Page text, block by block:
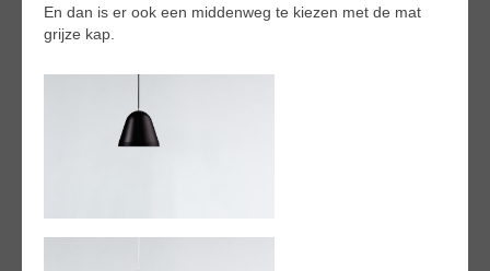
En dan is er ook een middenweg te kiezen met de mat
grijze kap.